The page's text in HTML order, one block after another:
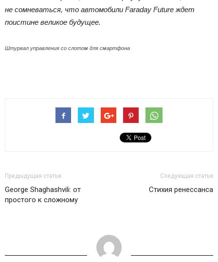
не сомневаться, что автомобили Faraday Future ждет
поистине великое будущее.
Штурвал управления со слотом для смартфона
Предыдущая статья
George Shaghashvili: от
простого к сложному
Следующая статья
Стихия ренессанса